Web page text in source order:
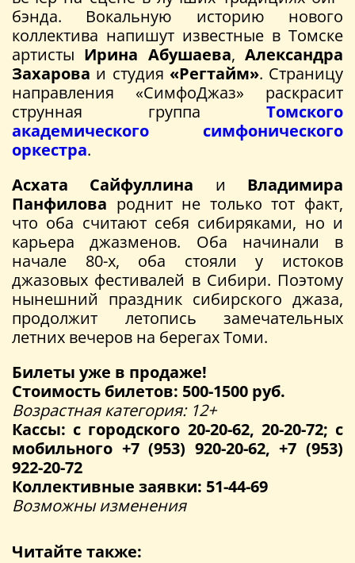
бэнда. Вокальную историю нового
коллектива напишут известные в Томске
артисты Ирина Абушаева,Александра
Захарова и студия «Регтайм». Страницу
направления «СимфоДжаз» раскрасит
струнная группа Томского
академического симфонического
оркестра.
Асхата Сайфуллина и Владимира
Панфилова роднит не только тот факт,
что оба считают себя сибиряками, но и
карьера джазменов. Оба начинали в
начале 80-х, оба стояли у истоков
джазовых фестивалей в Сибири. Поэтому
нынешний праздник сибирского джаза,
продолжит летопись замечательных
летних вечеров на берегах Томи.
Билеты уже в продаже!
Стоимость билетов: 500-1500 руб.
Возрастная категория: 12+
Кассы: с городского 20-20-62, 20-20-72; с
мобильного +7 (953) 920-20-62, +7 (953)
922-20-72
Коллективные заявки: 51-44-69
Возможны изменения
Читайте также: